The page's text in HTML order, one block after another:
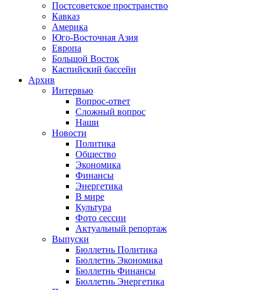
Постсоветское пространство
Кавказ
Америка
Юго-Восточная Азия
Европа
Большой Восток
Каспийский бассейн
Архив
Интервью
Вопрос-ответ
Сложный вопрос
Наши
Новости
Политика
Общество
Экономика
Финансы
Энергетика
В мире
Культура
Фото сессии
Актуальный репортаж
Выпуски
Бюллетнь Политика
Бюллетнь Экономика
Бюллетнь Финансы
Бюллетнь Энергетика